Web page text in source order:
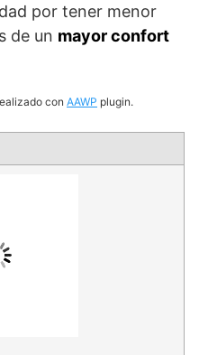
por tener menor
de un mayor confort
con AAWP plugin.